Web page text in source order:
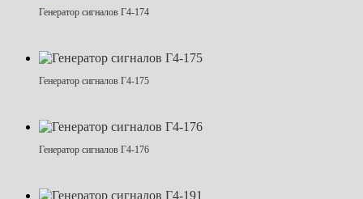
Генератор сигналов Г4-174
Генератор сигналов Г4-175
Генератор сигналов Г4-176